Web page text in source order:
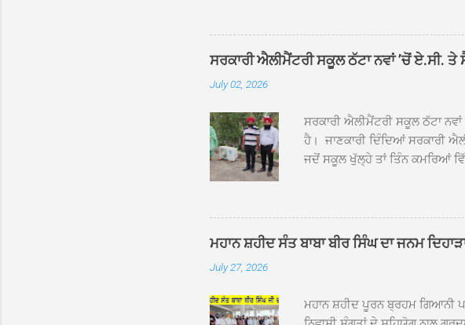
ਦਮਦਮਾ ਸਾਹਿਬ ਠੱਟਾ ਵਿਖੇ
ਸੰਤ ਬਾਬਾ ਹਰਜੀਤ ਸਿੰਘ ਤੇ ਇਲਾਕੇ
ਦਮਦਮਾ ਸਾਹਿਬ ਠੱਟਾ ਵਿਖੇ ਨਗਰ
ਪ੍ਰਬੰਧਕਾਂ ਦਾ ਗੁਰਦੁਆਰਾ ਦਮਦਮਾ
ਸਰਕਾਰੀ ਐਲੀਮੈਂਟਰੀ ਸਕੂਲ ਠੱਟਾ ਨਵਾਂ ’ਚੋਂ ਏ.ਸੀ. ਤੇ
July 02, 2026
ਸਰਕਾਰੀ ਐਲੀਮੈਂਟਰੀ ਸਕੂਲ ਠੱਟਾ ਨਵਾਂ
ਹੈ। ਜਾਣਕਾਰੀ ਦਿੰਦਿਆਂ ਸਰਕਾਰੀ
ਜਦੋਂ ਸਕੂਲ ਖੁੱਲ੍ਹੇ ਤਾਂ ਤਿੰਨ ਕਮਰਿਆਂ
ਹੋਈਆਂ ਸਨ। ਉਨ੍ਹਾਂ ਦੱਸਿਆ ਕਿ ਉਹ
20 ਤੋਂ 30 ਜੂਨ ਵਿਚਕਾਰ ਹੋਈ
ਸਿੰਘ ਟੋਡਰਵਾਲ ਨੇ ਦੱਸਿਆ ਕਿ ਸਕੂਲ
ਜਿਸ ਦੀ ਮਾਪਿਆਂ ਨੇ ਖੂਬ ਪ੍ਰਸੰਸਾ
ਮਹਾਨ ਸ਼ਹੀਦ ਸੰਤ ਬਾਬਾ ਬੀਰ ਸਿੰਘ ਦਾ ਜਨਮ
July 27, 2026
ਮਹਾਨ ਸ਼ਹੀਦ ਪੂਰਨ ਬ੍ਰਹਮ ਗਿਆਨੀ